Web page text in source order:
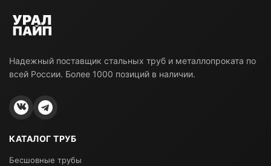
Надежный поставщик стальных труб и металлопроката по
всей России. Более 1000 позиций в наличии.
КАТАЛОГ ТРУБ
Бесшовные трубы